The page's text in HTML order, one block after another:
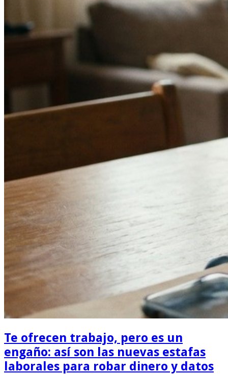
Te ofrecen trabajo, pero es un
engaño: así son las nuevas estafas
laborales para robar dinero y datos